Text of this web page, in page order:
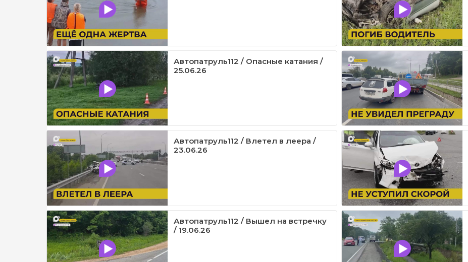
Автопатруль112 / Опасные катания /
25.06.26
Автопатруль112 / Влетел в леера /
23.06.26
Автопатруль112 / Вышел на встречку
/ 19.06.26